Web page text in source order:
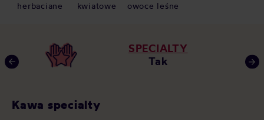
herbaciane kwiatowe owoce leśne
SPECIALTY
Tak
Kawa specialty